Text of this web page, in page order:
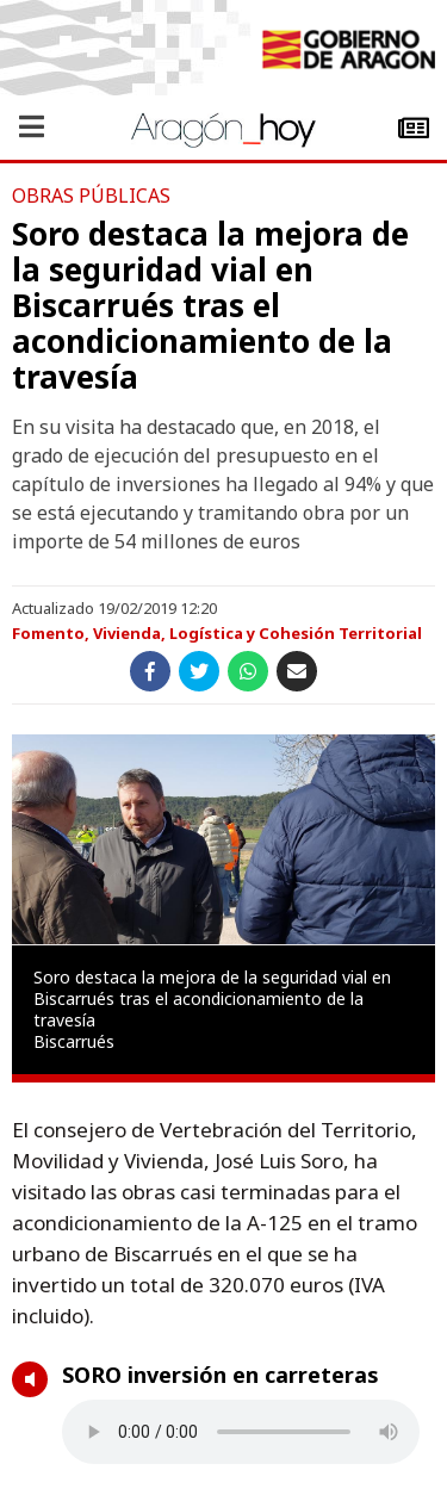
OBRAS PÚBLICAS
Soro destaca la mejora de
la seguridad vial en
Biscarrués tras el
acondicionamiento de la
travesía
En su visita ha destacado que, en 2018, el
grado de ejecución del presupuesto en el
capítulo de inversiones ha llegado al 94% y que
se está ejecutando y tramitando obra por un
importe de 54 millones de euros
Actualizado 19/02/2019 12:20
Fomento, Vivienda, Logística y Cohesión Territorial
Soro destaca la mejora de la seguridad vial en
Biscarrués tras el acondicionamiento de la
travesía
Biscarrués
El consejero de Vertebración del Territorio,
Movilidad y Vivienda, José Luis Soro, ha
visitado las obras casi terminadas para el
acondicionamiento de la A-125 en el tramo
urbano de Biscarrués en el que se ha
invertido un total de 320.070 euros (IVA
incluido).
SORO inversión en carreteras